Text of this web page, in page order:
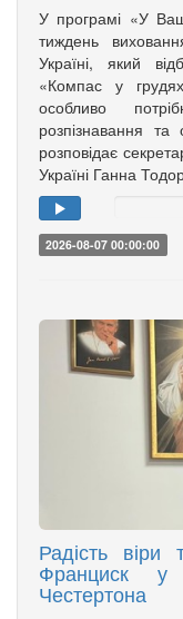
У програмі «У
тиждень
Україні, який
«Компас у
особливо
розпізнавання
розповідає
Україні Ганна
2026-08-07 00:00:00
Радість
Франциск у
Честертона